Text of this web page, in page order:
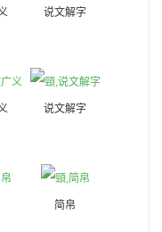
说文解字
说文解字
简帛